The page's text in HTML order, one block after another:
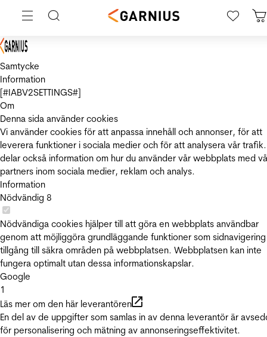
Samtycke
Information
[#IABV2SETTINGS#]
Om
Denna sida använder cookies
Vi använder cookies för att anpassa innehåll och annonser, för att
leverera funktioner i sociala medier och för att analysera vår
delar också information om hur du använder vår webbplats med
partners inom sociala medier, reklam och analys.
Information
Nödvändig 8
Nödvändiga cookies hjälper till att göra en webbplats användbar
genom att möjliggöra grundläggande funktioner som
tillgång till säkra områden på webbplatsen. Webbplatsen kan inte
fungera optimalt utan dessa informationskapslar.
Google
1
Läs mer om den här leverantören
En del av de uppgifter som samlas in av denna leverantör är
för personalisering och mätning av annonseringseffektivitet.